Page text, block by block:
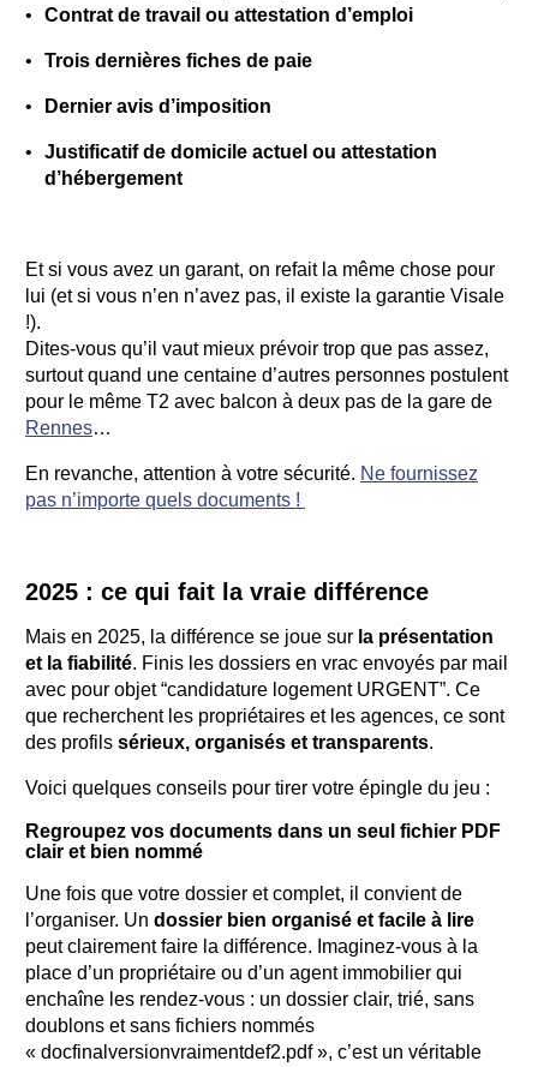
Contrat de travail ou attestation d’emploi
Trois dernières fiches de paie
Dernier avis d’imposition
Justificatif de domicile actuel ou attestation
d’hébergement
Et si vous avez un garant, on refait la même chose pour
lui (et si vous n’en n’avez pas, il existe la garantie Visale
!).
Dites-vous qu’il vaut mieux prévoir trop que pas assez,
surtout quand une centaine d’autres personnes postulent
pour le même T2 avec balcon à deux pas de la gare de
Rennes…
En revanche, attention à votre sécurité. Ne fournissez
pas n’importe quels documents !
2025 : ce qui fait la vraie différence
Mais en 2025, la différence se joue sur la présentation
et la fiabilité. Finis les dossiers en vrac envoyés par mail
avec pour objet “candidature logement URGENT”. Ce
que recherchent les propriétaires et les agences, ce sont
des profils sérieux, organisés et transparents.
Voici quelques conseils pour tirer votre épingle du jeu :
Regroupez vos documents dans un seul fichier PDF
clair et bien nommé
Une fois que votre dossier et complet, il convient de
l’organiser. Un dossier bien organisé et facile à lire
peut clairement faire la différence. Imaginez-vous à la
place d’un propriétaire ou d’un agent immobilier qui
enchaîne les rendez-vous : un dossier clair, trié, sans
doublons et sans fichiers nommés
« docfinalversionvraimentdef2.pdf », c’est un véritable